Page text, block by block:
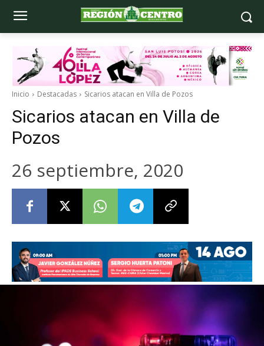
Inicio Destacadas Sicarios atacan en Villa de Pozos
Sicarios atacan en Villa de
Pozos
26 septiembre, 2020